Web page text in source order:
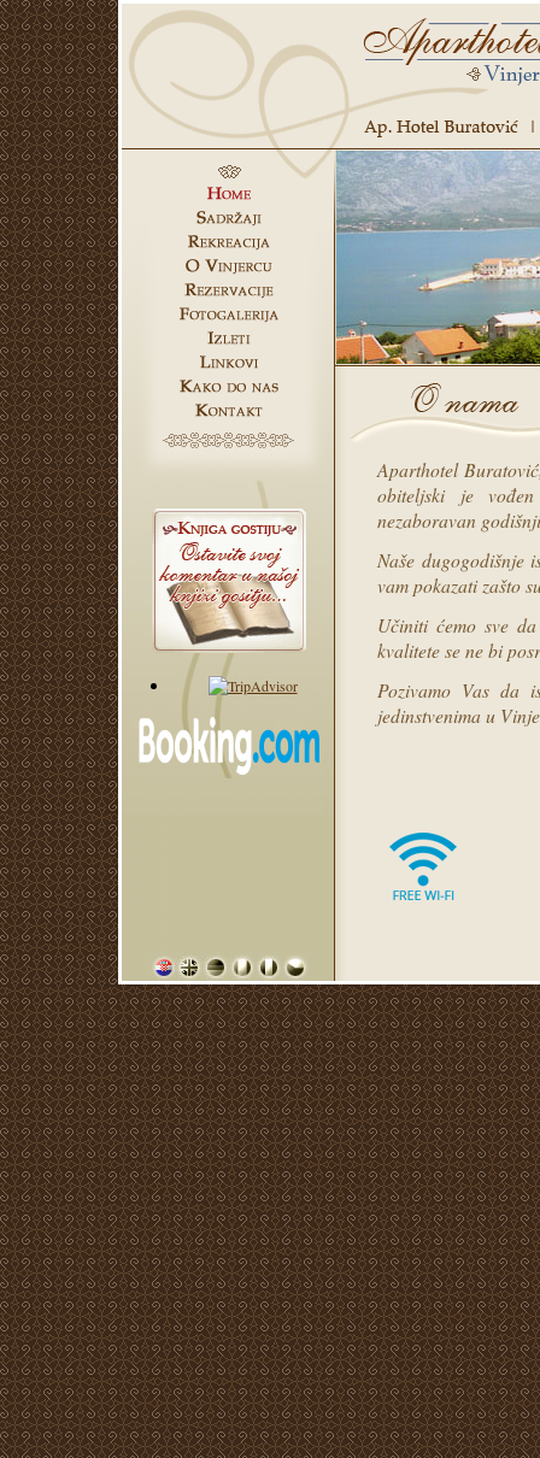
Aparthotel
obiteljski je
nezaboravan
Naše dugogodišnje
vam pokazati zašto
Učiniti ćemo sve
kvalitete se ne bi
Pozivamo Vas da
jedinstvenima u